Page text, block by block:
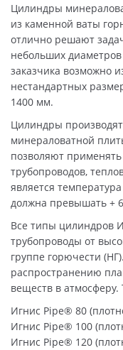
Цилиндры
из каменной ваты
отлично решают
небольших
заказчика возможно
нестандартных
1400 мм.
Цилиндры
минераловатной
позволяют
трубопроводов,
является
должна превышать +
Все типы цилиндров
трубопроводы от
группе горючести
распространению
веществ в
Игнис Pipe® 80
Игнис Pipe® 100
Игнис Pipe® 120